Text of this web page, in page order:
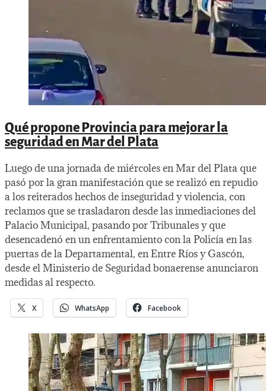
Qué propone Provincia para mejorar la
seguridad en Mar del Plata
Luego de una jornada de miércoles en Mar del Plata que
pasó por la gran manifestación que se realizó en repudio
a los reiterados hechos de inseguridad y violencia, con
reclamos que se trasladaron desde las inmediaciones del
Palacio Municipal, pasando por Tribunales y que
desencadenó en un enfrentamiento con la Policía en las
puertas de la Departamental, en Entre Ríos y Gascón,
desde el Ministerio de Seguridad bonaerense anunciaron
medidas al respecto.
X WhatsApp Facebook